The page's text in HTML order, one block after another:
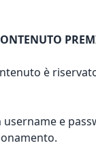
è
username e